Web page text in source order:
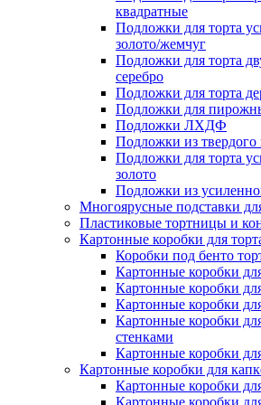
квадратные
Подложки для торта
золото/жемчуг
Подложки для торта
серебро
Подложки для торта
Подложки для
Подложки ЛХДФ
Подложки из твердого
Подложки для торта
золото
Подложки из
Многоярусные подставки
Пластиковые тортницы и
Картонные коробки для
Коробки под бенто
Картонные коробки
Картонные коробки
Картонные коробки
Картонные коробки
стенками
Картонные коробки
Картонные коробки для
Картонные коробки
Картонные коробки